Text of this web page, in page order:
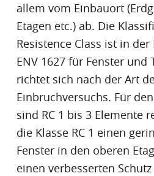
allem vom Einbauort
Etagen etc.) ab. Die
Resistence Class ist in
ENV 1627 für Fenster und
richtet sich nach der Art
Einbruchversuchs. Für
sind RC 1 bis 3 Elemente
die Klasse RC 1 einen
Fenster in den oberen
einen verbesserten